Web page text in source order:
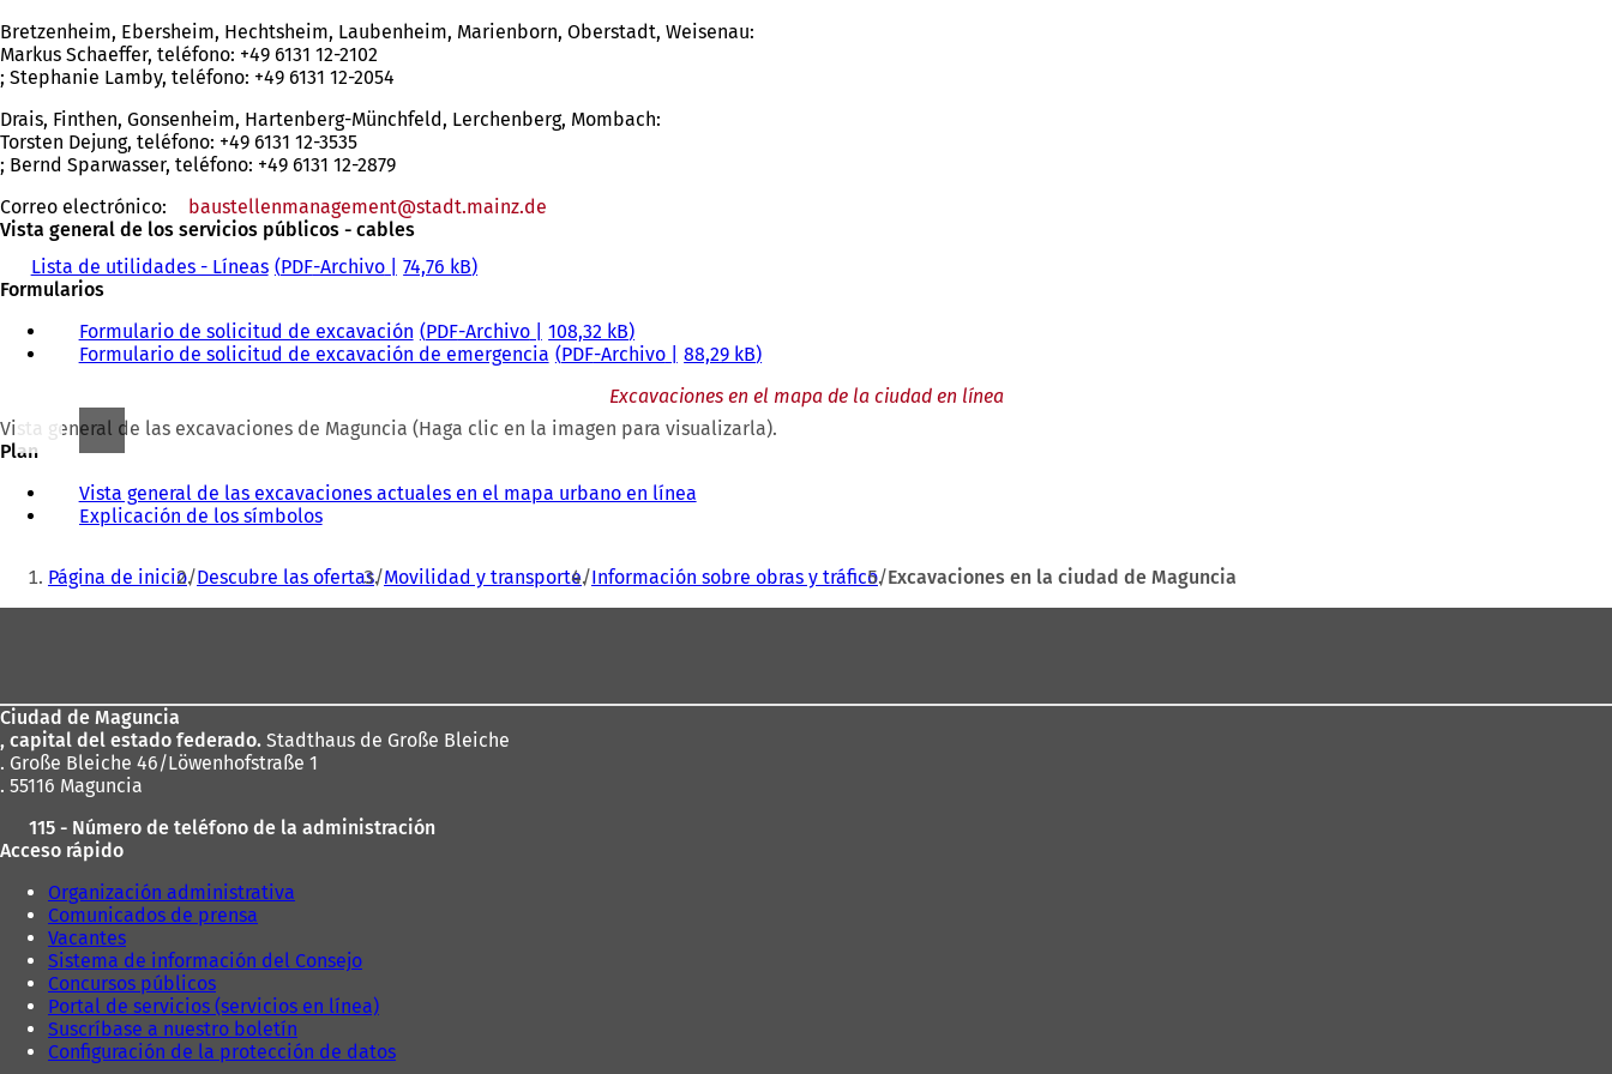
Bretzenheim, Ebersheim, Hechtsheim, Laubenheim, Marienborn, Oberstadt, Weisenau:
Markus Schaeffer, teléfono: +49 6131 12-2102
; Stephanie Lamby, teléfono: +49 6131 12-2054
Drais, Finthen, Gonsenheim, Hartenberg-Münchfeld, Lerchenberg, Mombach:
Torsten Dejung, teléfono: +49 6131 12-3535
; Bernd Sparwasser, teléfono: +49 6131 12-2879
Correo electrónico:
baustellenmanagement stadt.mainz de
Vista general de los servicios públicos - cables
Lista de utilidades - Líneas PDF-Archivo
74,76 kB
Formularios
Formulario de solicitud de excavación PDF-Archivo
108,32 kB
Formulario de solicitud de excavación de emergencia PDF-Archivo
88,29 kB
Excavaciones en el mapa de la ciudad en línea
Vista general de las excavaciones de Maguncia (Haga clic en la imagen para visualizarla).
Plan
Vista general de las excavaciones actuales en el mapa urbano en línea
Explicación de los símbolos(
a
b
n
n
e
t
a
ñ
a
)
Estás
aquí:
Página de inicio Descubre las ofertas Movilidad y transporte Información sobre obras y tráfico Excavaciones en la ciudad de Maguncia
pies
Ciudad de Maguncia
, capital del estado federado. Stadthaus de Große Bleiche
. Große Bleiche 46/Löwenhofstraße 1
. 55116 Maguncia
115 - Número de teléfono de la administración
Acceso rápido
Organización administrativa
Comunicados de prensa
Vacantes
Sistema de información del Consejo
Concursos públicos
Portal de servicios (servicios en línea)
Suscríbase a nuestro boletín
Configuración de la protección de datos